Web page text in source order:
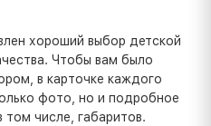
хороший выбор детской
Чтобы вам было
в карточке каждого
фото, но и подробное
том числе, габаритов.